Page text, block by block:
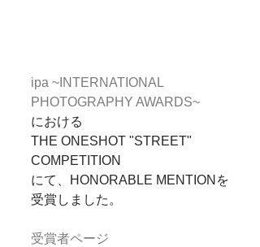
ipa ~INTERNATIONAL
PHOTOGRAPHY AWARDS~
における
THE ONESHOT "STREET"
COMPETITION
にて、HONORABLE MENTIONを
受賞しました。
受賞者ページ